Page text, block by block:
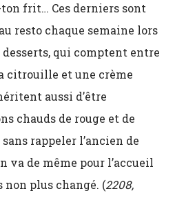
frit… Ces derniers sont
resto chaque semaine lors
desserts, qui comptent entre
citrouille et une crème
aussi d’être
chauds de rouge et de
rappeler l’ancien de
va de même pour l’accueil
non plus changé. (2208,